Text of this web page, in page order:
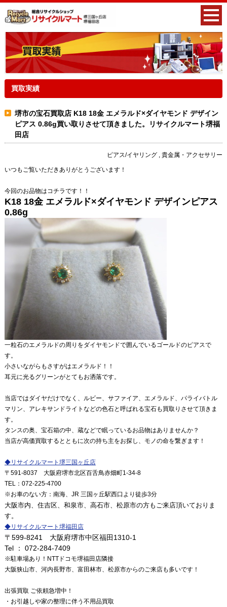
買取実績
堺市の宝石買取店 K18 18金 エメラルド×ダイヤモンド デザイン
ピアス 0.86g買い取りさせて頂きました。リサイクルマート堺福
田店
ピアス/イヤリング , 貴金属・アクセサリー
いつもご覧いただきありがとうございます！
今回のお品物はコチラです！！
K18 18金 エメラルド×ダイヤモンド デザインピアス
0.86g
一粒石のエメラルドの周りをダイヤモンドで囲んでいるゴールドのピアスで
す。
小さいながらもさすがはエメラルド！！
耳元に光るグリーンがとてもお洒落です。
当店ではダイヤだけでなく、ルビー、サファイア、エメラルド、パライバトル
マリン、アレキサンドライトなどの色石と呼ばれる宝石も買取りさせて頂きま
す。
タンスの奥、宝石箱の中、蔵などで眠っているお品物はありませんか？
当店が高価買取するとともに次の持ち主をお探し、モノの命を繋ぎます！
◆リサイクルマート堺三国ヶ丘店
〒591 -8037 大阪府堺市北区百舌鳥赤畑町1-34-8
TEL
：072-225-4700
※お車のない方：南海、JR 三国ヶ丘駅西口より徒歩3分
大阪市内、住吉区、和泉市、高石市、松原市の方もご来店頂いておりま
す。
◆リサイクルマート堺福田店
〒599-8241 大阪府堺市中区福田1310-1
Tel ： 072-284-7409
※駐車場あり！NTTドコモ堺福田店隣接
大阪狭山市、河内長野市、富田林市、松原市からのご来店も多いです！
出張買取 ご依頼急増中！
・お引越しや家の整理に伴う不用品買取